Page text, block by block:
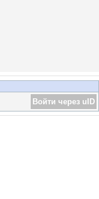
Войти через uID